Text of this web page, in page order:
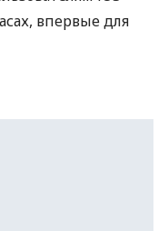
впервые для